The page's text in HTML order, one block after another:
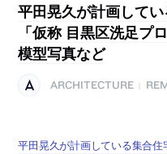
平田晃久が計画して
「仮称 目黒区洗足プ
模型写真など
ARCHITECTURE
平田晃久が計画している集合